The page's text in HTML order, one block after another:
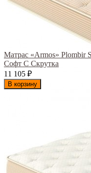
Матрас «Armos» Plombir
Софт С Скрутка
11 105 ₽
В корзину